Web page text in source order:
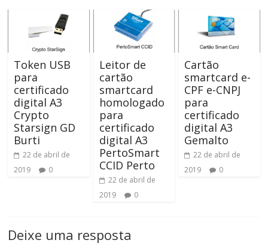
Token USB
para
certificado
digital A3
Crypto
Starsign GD
Burti
22 de abril de
2019
0
Leitor de
cartão
smartcard
homologado
para
certificado
digital A3
PertoSmart
CCID Perto
22 de abril de
2019
0
Cartão
smartcard e-
CPF e-CNPJ
para
certificado
digital A3
Gemalto
22 de abril de
2019
0
Deixe uma resposta